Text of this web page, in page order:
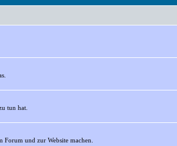
tun hat.
und zur Website machen.